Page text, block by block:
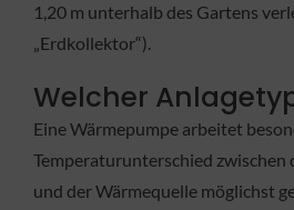
1,20 m unterhalb des Gartens
„Erdkollektor“).
Welcher
Eine Wärmepumpe arbeitet
Temperaturunterschied zwischen
und der Wärmequelle möglichst